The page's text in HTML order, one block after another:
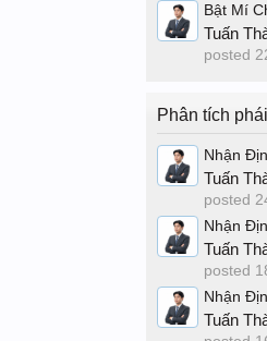
Bật Mí
Tuấn
posted
Phân tích
Nhận
Tuấn
posted
Nhận
Tuấn
posted
Nhận
Tuấn